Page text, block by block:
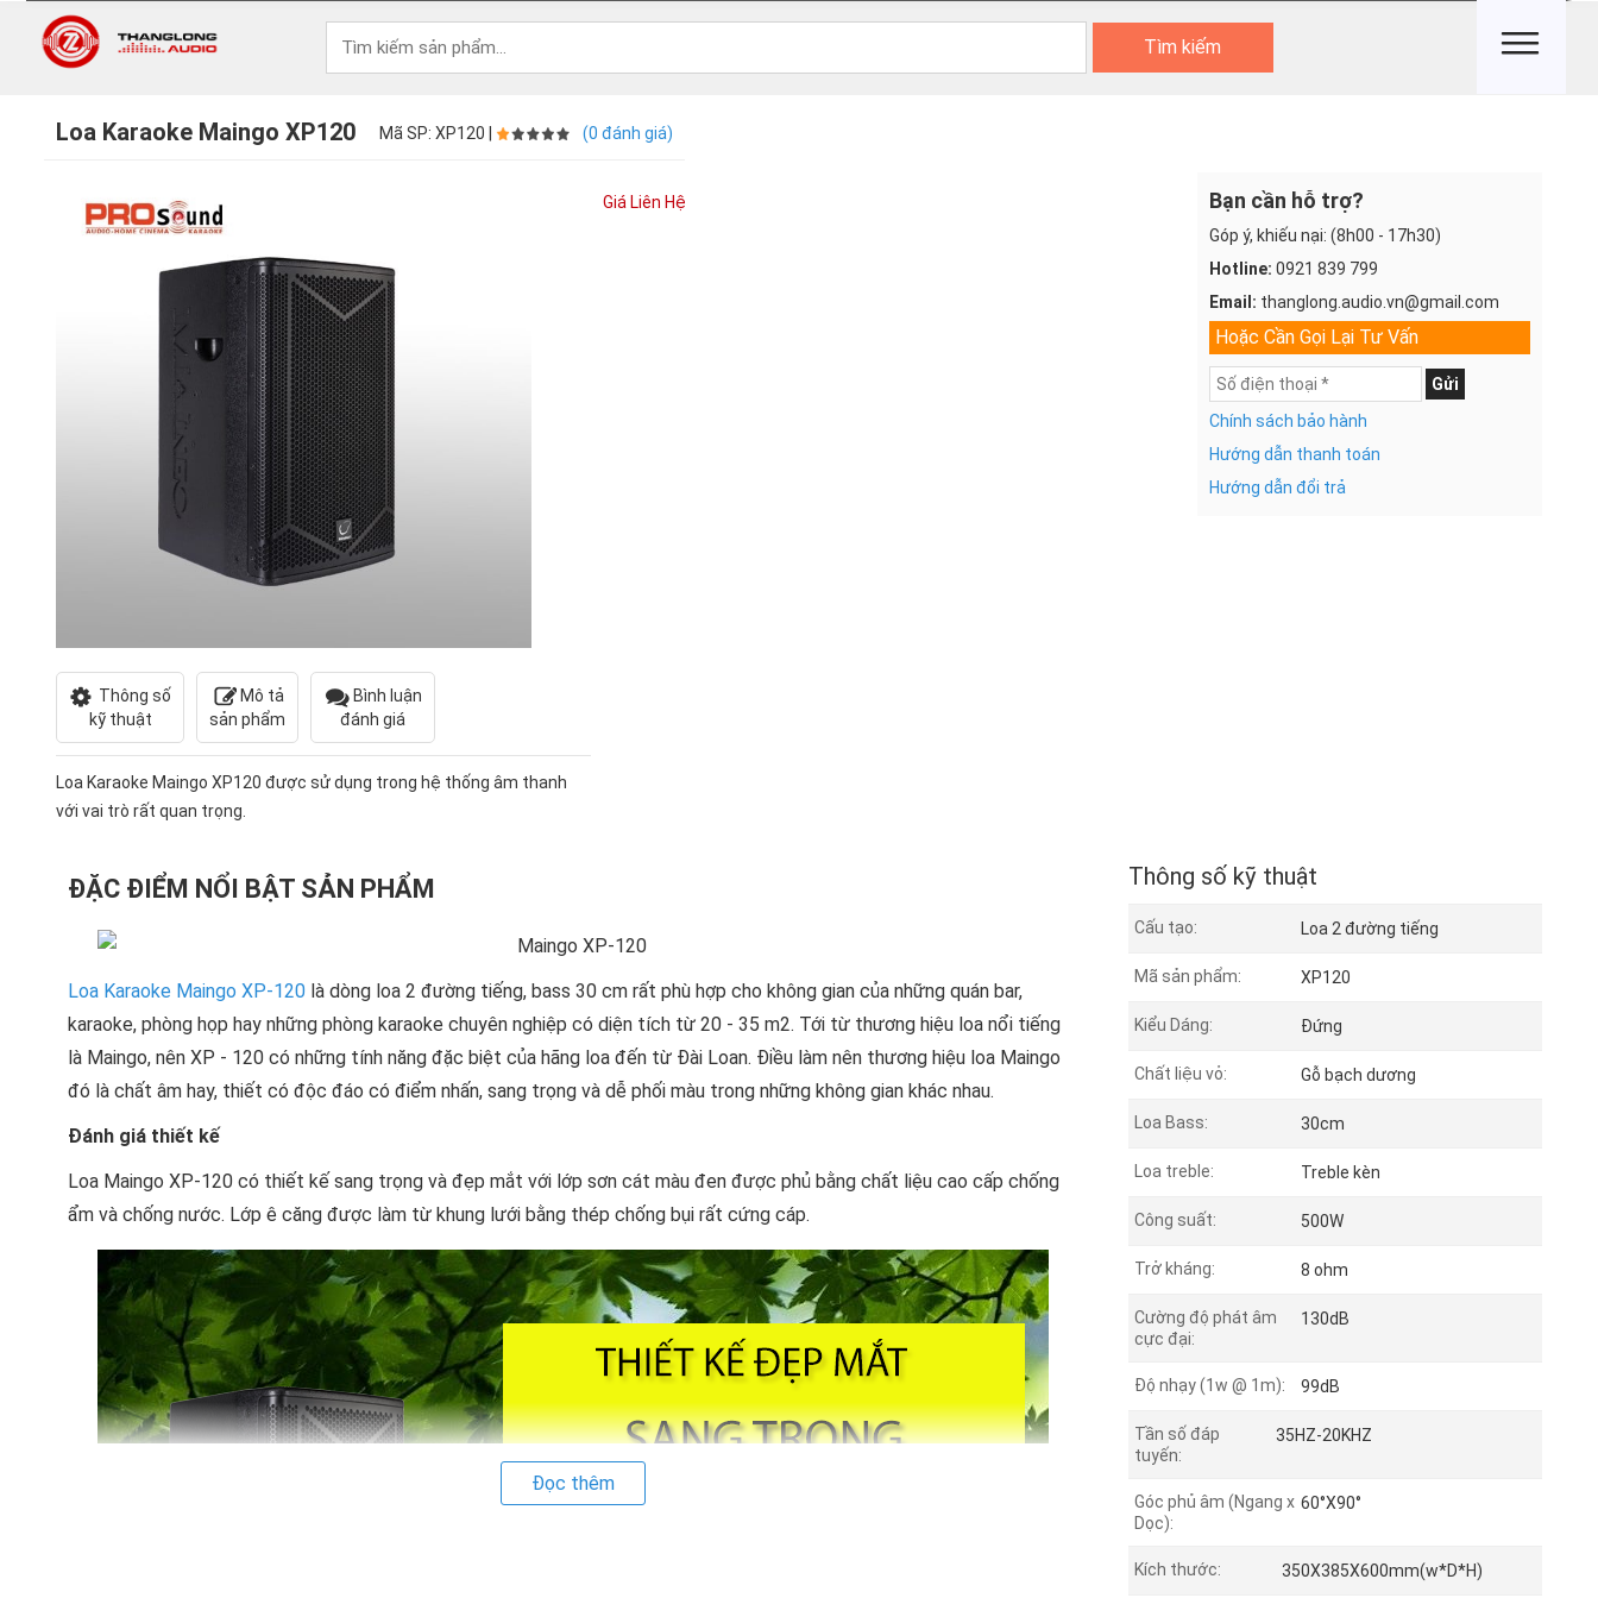
Tìm kiếm
Loa Karaoke Maingo XP120 Mã SP: XP120 | (0 đánh giá)
Thông số
kỹ thuật
Mô tả
sản phẩm
Bình luận
đánh giá
Loa Karaoke Maingo XP120 được sử dụng trong hệ thống âm thanh
với vai trò rất quan trọng.
Giá Liên Hệ Bạn cần hỗ trợ?
Góp ý, khiếu nại: (8h00 - 17h30)
Hotline: 0921 839 799
Email: thanglong.audio.vn@gmail.com
Hoặc Cần Gọi Lại Tư Vấn
Gửi
Chính sách bảo hành
Hướng dẫn thanh toán
Hướng dẫn đổi trả
ĐẶC ĐIỂM NỔI BẬT SẢN PHẨM
Loa Karaoke Maingo XP-120 là dòng loa 2 đường tiếng, bass 30 cm rất phù hợp cho không gian của những quán bar,
karaoke, phòng họp hay những phòng karaoke chuyên nghiệp có diện tích từ 20 - 35 m2. Tới từ thương hiệu loa nổi tiếng
là Maingo, nên XP - 120 có những tính năng đặc biệt của hãng loa đến từ Đài Loan. Điều làm nên thương hiệu loa Maingo
đó là chất âm hay, thiết có độc đáo có điểm nhấn, sang trọng và dễ phối màu trong những không gian khác nhau.
Đánh giá thiết kế
Loa Maingo XP-120 có thiết kế sang trọng và đẹp mắt với lớp sơn cát màu đen được phủ bằng chất liệu cao cấp chống
ẩm và chống nước. Lớp ê căng được làm từ khung lưới bằng thép chống bụi rất cứng cáp.
Đọc thêm
Thông số kỹ thuật
Cấu tạo: Loa 2 đường tiếng
Mã sản phẩm: XP120
Kiểu Dáng: Đứng
Chất liệu vỏ: Gỗ bạch dương
Loa Bass: 30cm
Loa treble: Treble kèn
Công suất: 500W
Trở kháng: 8 ohm
Cường độ phát âm
cực đại:
130dB
Độ nhạy (1w @ 1m): 99dB
Tần số đáp
tuyến:
35HZ-20KHZ
Góc phủ âm (Ngang x
Dọc):
60°X90°
Kích thước: 350X385X600mm(w*D*H)